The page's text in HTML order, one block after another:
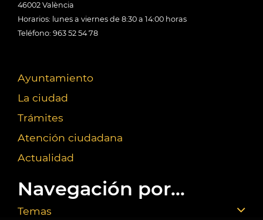
46002 València
Horarios: lunes a viernes de 8:30 a 14:00 horas
Teléfono: 963 52 54 78
Ayuntamiento
La ciudad
Trámites
Atención ciudadana
Actualidad
Navegación por...
Temas